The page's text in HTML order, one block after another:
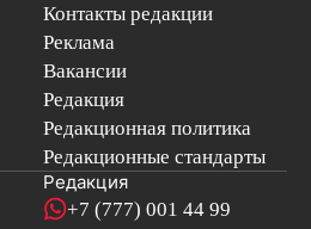
Контакты редакции
Реклама
Вакансии
Редакция
Редакционная политика
Редакционные стандарты
Редакция
+7 (777) 001 44 99